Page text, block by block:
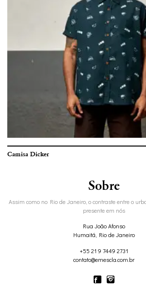
Sobre
Assim como no Rio de Janeiro, o contraste entre o
presente em nós
Rua João Afonso
Humaitá, Rio de Janeiro
+55 21 9 7449 2731
contato@emescla.com.br
Camisa Dicker